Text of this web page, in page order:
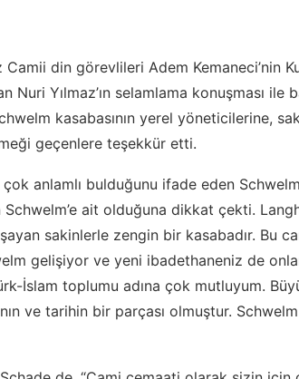
Camii din görevlileri Adem Kemaneci’nin
Nuri Yılmaz’ın selamlama konuşması ile
kasabasının yerel yöneticilerine,
geçenlere teşekkür etti.
çok anlamlı bulduğunu ifade eden
ait olduğuna dikkat çekti.
sakinlerle zengin bir kasabadır. Bu
gelişiyor ve yeni ibadethaneniz de
İslam toplumu adına çok mutluyum.
ve tarihin bir parçası olmuştur.